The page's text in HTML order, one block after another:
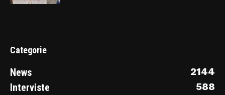
Categorie
News
2144
Interviste
588